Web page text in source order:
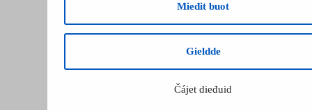
Mieđit buot
Gieldde
Čájet dieđuid